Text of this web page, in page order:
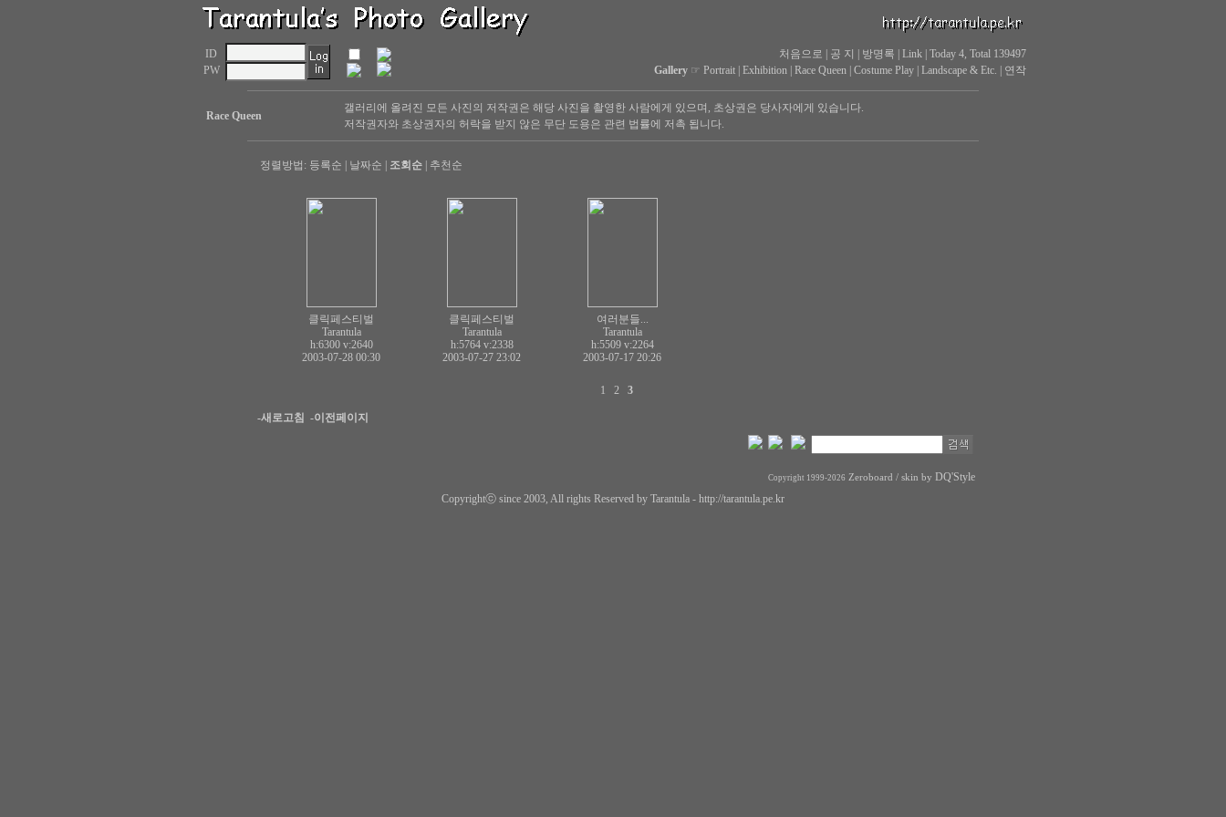
ID
PW
처음으로 공 지 방명록 Link| Today 4, Total 139497
Gallery☞ Portrait| Exhibition| Race Queen| Costume Play| Landscape & Etc. 연작
Race Queen
갤러리에 올려진 모든 사진의 저작권은 해당 사진을 촬영한 사람에게 있으며, 초상권은 당사자에게 있습니다.
저작권자와 초상권자의 허락을 받지 않은 무단 도용은 관련 법률에 저촉 됩니다.
정렬방법: 등록순 날짜순 조회순 추천순
클릭페스티벌
Tarantula
h:6300 v:2640
2003-07-28 00:30
클릭페스티벌
Tarantula
h:5764 v:2338
2003-07-27 23:02
여러분들...
Tarantula
h:5509 v:2264
2003-07-17 20:26
1 2 3
-새로고침 -이전페이지
Copyright 1999-2026 Zeroboard / skin by DQ'Style
Copyrightⓒ since 2003, All rights Reserved by Tarantula - http://tarantula.pe.kr